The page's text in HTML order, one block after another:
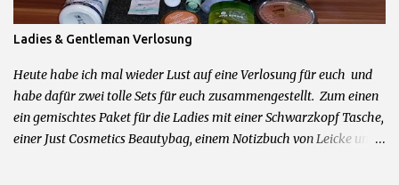
Ladies & Gentleman Verlosung
Heute habe ich mal wieder Lust auf eine Verlosung für euch und
habe dafür zwei tolle Sets für euch zusammengestellt. Zum einen
ein gemischtes Paket für die Ladies mit einer Schwarzkopf Tasche,
einer Just Cosmetics Beautybag, einem Notizbuch von Leicke und